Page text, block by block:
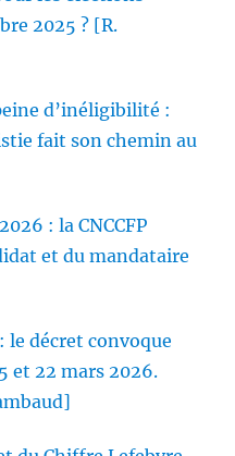
2025 ? [R.
d’inéligibilité :
fait son chemin au
: la CNCCFP
et du mandataire
le décret convoque
et 22 mars 2026.